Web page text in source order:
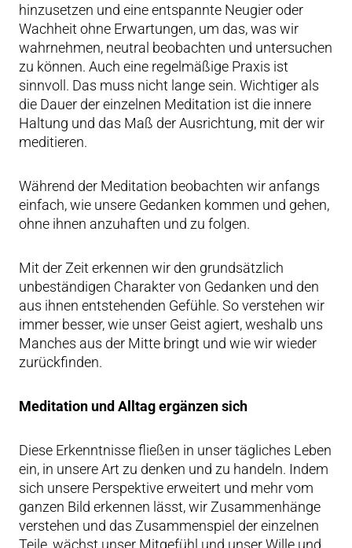
hinzusetzen und eine entspannte Neugier oder
Wachheit ohne Erwartungen, um das, was wir
wahrnehmen, neutral beobachten und untersuchen
zu können. Auch eine regelmäßige Praxis ist
sinnvoll. Das muss nicht lange sein. Wichtiger als
die Dauer der einzelnen Meditation ist die innere
Haltung und das Maß der Ausrichtung, mit der wir
meditieren.
Während der Meditation beobachten wir anfangs
einfach, wie unsere Gedanken kommen und gehen,
ohne ihnen anzuhaften und zu folgen.
Mit der Zeit erkennen wir den grundsätzlich
unbeständigen Charakter von Gedanken und den
aus ihnen entstehenden Gefühle. So verstehen wir
immer besser, wie unser Geist agiert, weshalb uns
Manches aus der Mitte bringt und wie wir wieder
zurückfinden.
Meditation und Alltag ergänzen sich
Diese Erkenntnisse fließen in unser tägliches Leben
ein, in unsere Art zu denken und zu handeln. Indem
sich unsere Perspektive erweitert und mehr vom
ganzen Bild erkennen lässt, wir Zusammenhänge
verstehen und das Zusammenspiel der einzelnen
Teile, wächst unser Mitgefühl und unser Wille und